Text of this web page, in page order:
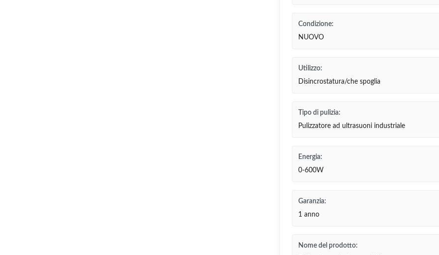
Condizione:
NUOVO
Utilizzo:
Disincrostatura/che spoglia
Tipo di pulizia:
Pulizzatore ad ultrasuoni industriale
Energia:
0-600W
Garanzia:
1 anno
Nome del prodotto: